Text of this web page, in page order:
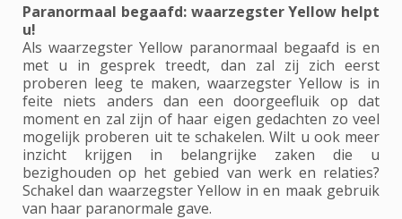
Paranormaal begaafd: waarzegster Yellow helpt
u!
Als waarzegster Yellow paranormaal begaafd is en
met u in gesprek treedt, dan zal zij zich eerst
proberen leeg te maken, waarzegster Yellow is in
feite niets anders dan een doorgeefluik op dat
moment en zal zijn of haar eigen gedachten zo veel
mogelijk proberen uit te schakelen. Wilt u ook meer
inzicht krijgen in belangrijke zaken die u
bezighouden op het gebied van werk en relaties?
Schakel dan waarzegster Yellow in en maak gebruik
van haar paranormale gave.